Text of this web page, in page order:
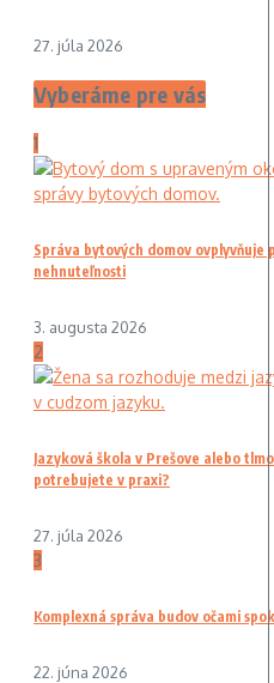
27. júla 2026
Vyberáme pre vás
1
Správa bytových domov ovplyvňuje
nehnuteľnosti
3. augusta 2026
2
Jazyková škola v Prešove alebo
potrebujete v praxi?
27. júla 2026
3
Komplexná správa budov očami
22. júna 2026